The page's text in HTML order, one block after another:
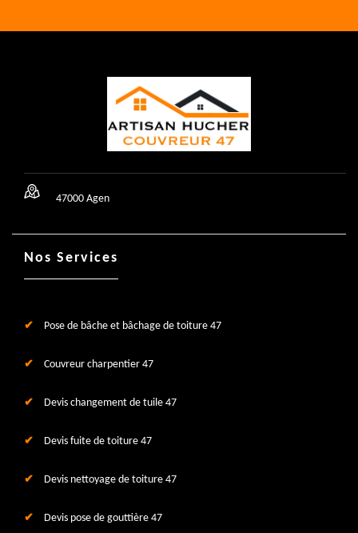
47000 Agen
Nos Services
Pose de bâche et bâchage de toiture 47
Couvreur charpentier 47
Devis changement de tuile 47
Devis fuite de toiture 47
Devis nettoyage de toiture 47
Devis pose de gouttière 47